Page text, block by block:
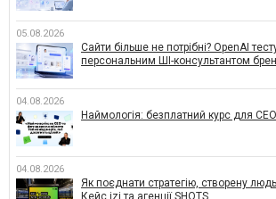
05.08.2026
Сайти більше не потрібні? OpenAI
персональним ШІ-консультантом
04.08.2026
Наймологія: безплатний курс для
04.08.2026
Як поєднати стратегію, створену
Кейс izi та агенції SHOTS